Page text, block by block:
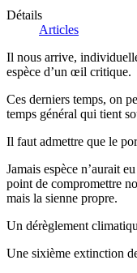
Détails
Articles
Il nous arrive,
espèce d’un œil critique.
Ces derniers temps, on
temps général qui tient
Il faut admettre que le
Jamais espèce n’aurait
point de compromettre
mais la sienne propre.
Un dérèglement
Une sixième extinction